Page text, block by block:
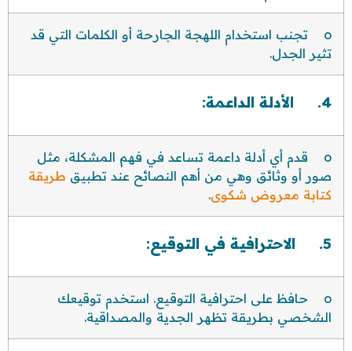
o تجنب استخدام اللهجة الجارحة أو الكلمات التي قد
تثير الجدل.
4. الأدلة الداعمة:
o قدم أي أدلة داعمة تساعد في فهم المشكلة، مثل
صور أو وثائق وهي من أهم النصائح عند تطبيق طريقة
كتابة معروض شكوى.
5. الاحترافية في التوقيع:
o حافظ على احترافية التوقيع. استخدم توقيعك
الشخصي بطريقة تظهر الجدية والمصداقية.